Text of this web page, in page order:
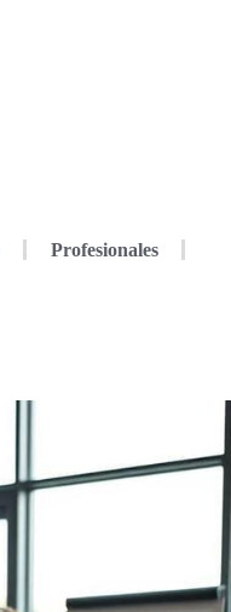
Profesionales